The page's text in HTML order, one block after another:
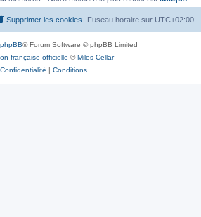
Fuseau horaire sur UTC+02:00
Supprimer les cookies
phpBB® Forum Software © phpBB Limited
française officielle ©Miles Cellar
Confidentialité | Conditions